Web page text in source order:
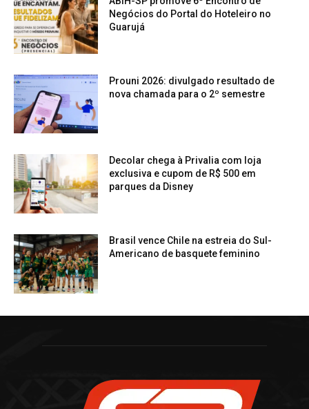
Negócios do Portal do Hoteleiro no
Guarujá
Prouni 2026: divulgado resultado de
nova chamada para o 2º semestre
Decolar chega à Privalia com loja
exclusiva e cupom de R$ 500 em
parques da Disney
Brasil vence Chile na estreia do Sul-
Americano de basquete feminino